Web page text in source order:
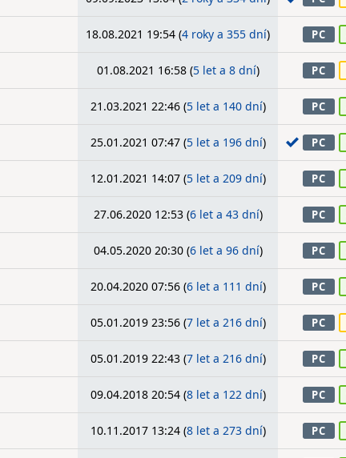
18.08.2021 19:54 (4 roky a 355 dní) PC
01.08.2021 16:58 (5 let a 8 dní) PC
21.03.2021 22:46 (5 let a 140 dní) PC
25.01.2021 07:47 (5 let a 196 dní) PC
12.01.2021 14:07 (5 let a 209 dní) PC
27.06.2020 12:53 (6 let a 43 dní) PC
04.05.2020 20:30 (6 let a 96 dní) PC
20.04.2020 07:56 (6 let a 111 dní) PC
05.01.2019 23:56 (7 let a 216 dní) PC
05.01.2019 22:43 (7 let a 216 dní) PC
09.04.2018 20:54 (8 let a 122 dní) PC
10.11.2017 13:24 (8 let a 273 dní) PC